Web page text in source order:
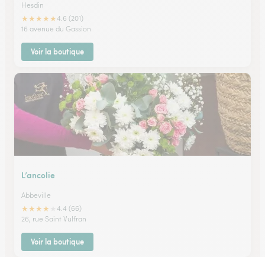
Hesdin
★★★★★4.6 (201)
16 avenue du Gassion
Voir la boutique
L’ancolie
Abbeville
★★★★
4.4 (66)
26, rue Saint Vulfran
Voir la boutique